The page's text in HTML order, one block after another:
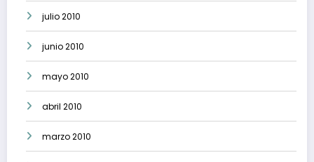
julio 2010
junio 2010
mayo 2010
abril 2010
marzo 2010